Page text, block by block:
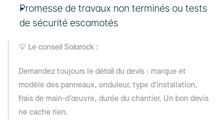
Promesse de travaux non terminés ou tests
de sécurité escamotés
💡 Le conseil Solarock :
Demandez toujours le détail du devis : marque et
modèle des panneaux, onduleur, type d'installation,
frais de main-d'œuvre, durée du chantier. Un bon devis
ne cache rien.